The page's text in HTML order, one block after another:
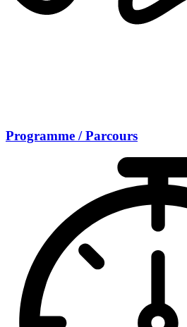
Programme / Parcours